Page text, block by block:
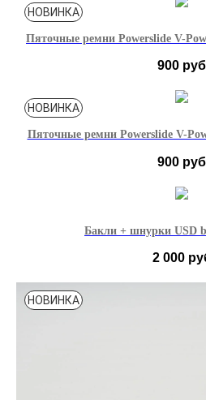
41-42
НОВИНКА
Пяточные ремни Powerslide V-
900 руб
40-43
НОВИНКА
Пяточные ремни Powerslide V-
900 руб
40-43
Бакли + шнурки USD
2 000
НОВИНКА